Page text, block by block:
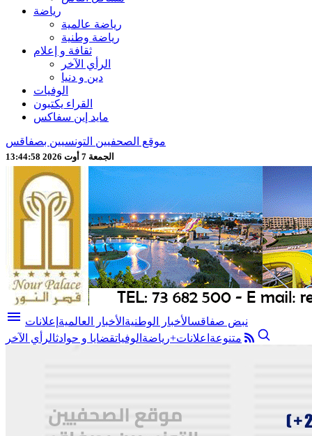
رياضة
رياضة عالمية
رياضة وطنية
ثقافة و إعلام
الرأي الآخر
دين و دنيا
الوفيات
القراء يكتبون
مايد إين سفاكس
موقع الصحفيين التونسيين بصفاقس
الجمعة 7 أوت 2026 13:45:00
menu نبض صفاقسالأخبار الوطنية الأخبار العالمية إعلانات
متنوعة اعلانات+رياضة الوفياتقضايا و حوادثالرأي الآخر